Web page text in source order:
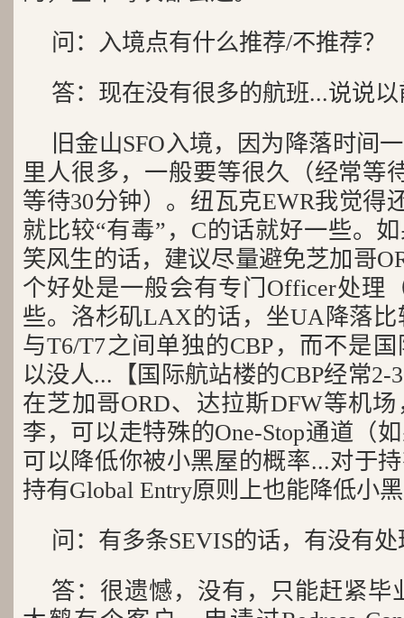
问：入境点有什么推荐/不推荐？
答：现在没有很多的航班...说说
旧金山SFO入境，因为降落时间
里人很多，一般要等很久（经常等
等待30分钟）。纽瓦克EWR我觉得
就比较“有毒”，C的话就好一些。
笑风生的话，建议尽量避免芝加哥
个好处是一般会有专门Officer处理
些。洛杉矶LAX的话，坐UA降落
与T6/T7之间单独的CBP，而不是
以没人...【国际航站楼的CBP经常
在芝加哥ORD、达拉斯DFW等机
李，可以走特殊的One-Stop通道（
可以降低你被小黑屋的概率...对于
持有Global Entry原则上也能降低小
问：有多条SEVIS的话，有没有
答：很遗憾，没有，只能赶紧毕